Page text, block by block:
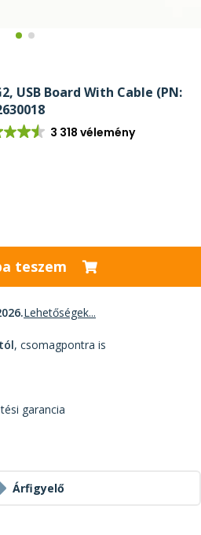
USB Board With Cable (PN:
3 318 vélemény
teszem
Lehetőségek...
, csomagpontra is
garancia
Árfigyelő